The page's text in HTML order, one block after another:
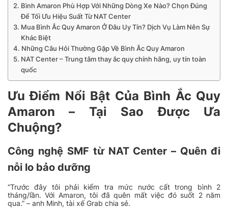
Ắc Quy GS 200Ah 12V N200
3.140.000₫
N50
1.000.000₫
Bình Ắc Quy Rocket 70Ah 12V SMF
NX110-5
1.500.000₫
Bình Amaron Phù Hợp Với Những Dòng Xe Nào? Chọn Đúng
Để Tối Ưu Hiệu Suất Từ NAT Center
Mua Bình Ắc Quy Amaron Ở Đâu Uy Tín? Dịch Vụ Làm Nên Sự
Khác Biệt
Những Câu Hỏi Thường Gặp Về Bình Ắc Quy Amaron
NAT Center – Trung tâm thay ắc quy chính hãng, uy tín toàn
quốc
Ưu Điểm Nổi Bật Của Bình Ắc Quy
Amaron – Tại Sao Được Ưa
Chuộng?
Công nghệ SMF từ NAT Center – Quên đi
nỗi lo bảo dưỡng
“Trước đây tôi phải kiểm tra mức nước cất trong bình 2
tháng/lần. Với Amaron, tôi đã quên mất việc đó suốt 2 năm
qua.” – anh Minh, tài xế Grab chia sẻ.